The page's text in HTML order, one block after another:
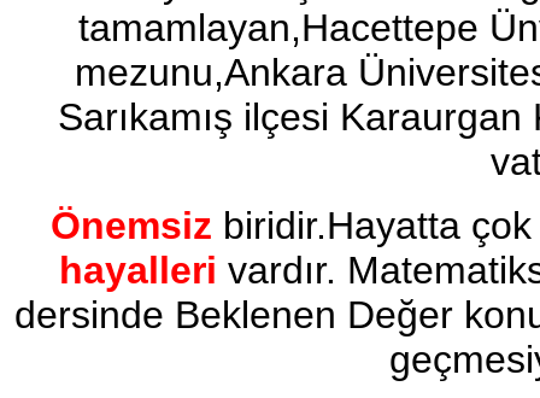
tamamlayan,Hacettepe
mezunu,Ankara
Sarıkamış ilçesi
Önemsiz biridir.Hayatta
hayalleri vardır.
dersinde Beklenen Değer